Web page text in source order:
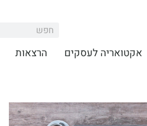
אקטואריה לעסקים הרצאות